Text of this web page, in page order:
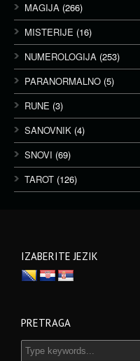
MAGIJA (266)
MISTERIJE (16)
NUMEROLOGIJA (253)
PARANORMALNO (5)
RUNE (3)
SANOVNIK (4)
SNOVI (69)
TAROT (126)
IZABERITE JEZIK
PRETRAGA